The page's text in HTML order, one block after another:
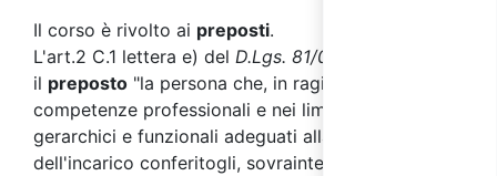
Il corso è rivolto ai preposti.
L'art.2 C.1 lettera e) del D.Lgs. 81/08
il preposto "la persona che, in ragione delle
competenze professionali e nei limiti dei poteri
gerarchici e funzionali adeguati alla natura
dell'incarico conferitogli, sovraintende all'attività